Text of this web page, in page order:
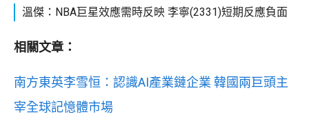
溫傑：NBA巨星效應需時反映 李寧(2331)短期反應負面
相關文章：
南方東英李雪恒：認識AI產業鏈企業 韓國兩巨頭主
宰全球記憶體市場